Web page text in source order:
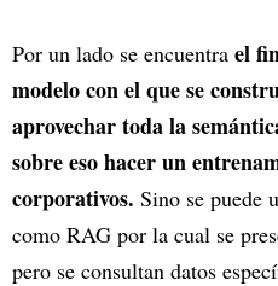
Por un lado se encuentra el
modelo con el que se
aprovechar toda la
sobre eso hacer un
corporativos. Sino se puede
como RAG por la cual se
pero se consultan datos